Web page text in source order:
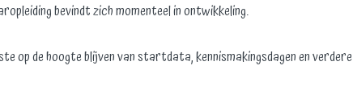
bevindt zich momenteel in ontwikkeling.
op de hoogte blijven van startdata, kennismakingsdagen en verdere